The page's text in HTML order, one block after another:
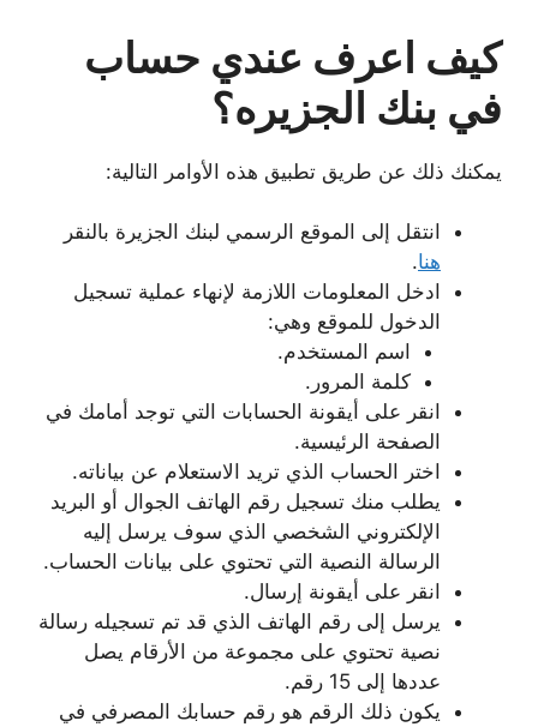
كيف اعرف عندي حساب
في بنك الجزيره؟
يمكنك ذلك عن طريق تطبيق هذه الأوامر التالية:
انتقل إلى الموقع الرسمي لبنك الجزيرة بالنقر
هنا.
ادخل المعلومات اللازمة لإنهاء عملية تسجيل
الدخول للموقع وهي:
اسم المستخدم.
كلمة المرور.
انقر على أيقونة الحسابات التي توجد أمامك في
الصفحة الرئيسية.
اختر الحساب الذي تريد الاستعلام عن بياناته.
يطلب منك تسجيل رقم الهاتف الجوال أو البريد
الإلكتروني الشخصي الذي سوف يرسل إليه
الرسالة النصية التي تحتوي على بيانات الحساب.
انقر على أيقونة إرسال.
يرسل إلى رقم الهاتف الذي قد تم تسجيله رسالة
نصية تحتوي على مجموعة من الأرقام يصل
عددها إلى 15 رقم.
يكون ذلك الرقم هو رقم حسابك المصرفي في